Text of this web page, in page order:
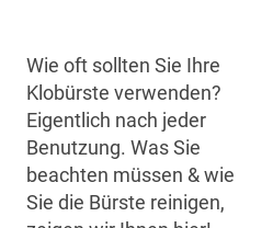
Wie oft sollten Sie Ihre
Klobürste verwenden?
Eigentlich nach jeder
Benutzung. Was Sie
beachten müssen & wie
Sie die Bürste reinigen,